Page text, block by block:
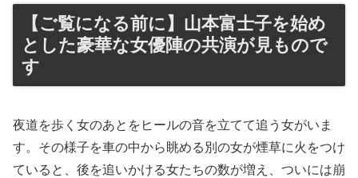
【ご覧になる前に】山本富士子を始め
とした豪華な女優陣の共演が見もので
す
夜道を歩く女のあとをヒールの音を立てて追う女がいま
す。その様子を車の中から眺める別の女が煙草に火をつけ
ていると、後を追いかける女たちの数が増え、ついには崩